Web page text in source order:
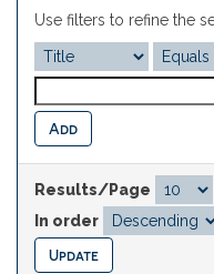
Use filters to refine the
Results/Page
In order